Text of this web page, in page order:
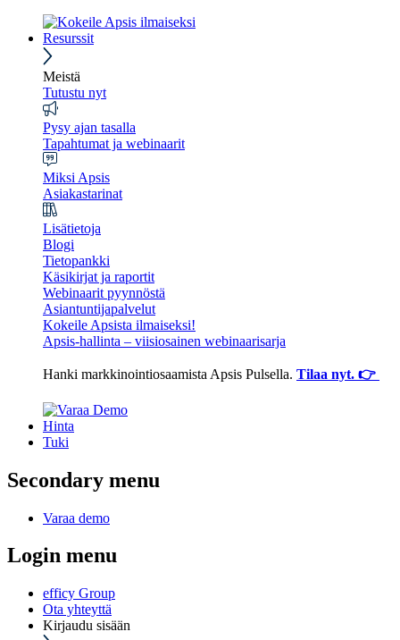
Resurssit
Meistä
Tutustu nyt
Pysy ajan tasalla
Tapahtumat ja webinaarit
Miksi Apsis
Asiakastarinat
Lisätietoja
Blogi
Tietopankki
Käsikirjat ja raportit
Webinaarit pyynnöstä
Asiantuntijapalvelut
Kokeile Apsista ilmaiseksi!
Apsis-hallinta – viisiosainen webinaarisarja
Hanki markkinointiosaamista Apsis Pulsella. Tilaa nyt. 👉
Hinta
Tuki
Secondary menu
Varaa demo
Login menu
efficy Group
Ota yhteyttä
Kirjaudu sisään